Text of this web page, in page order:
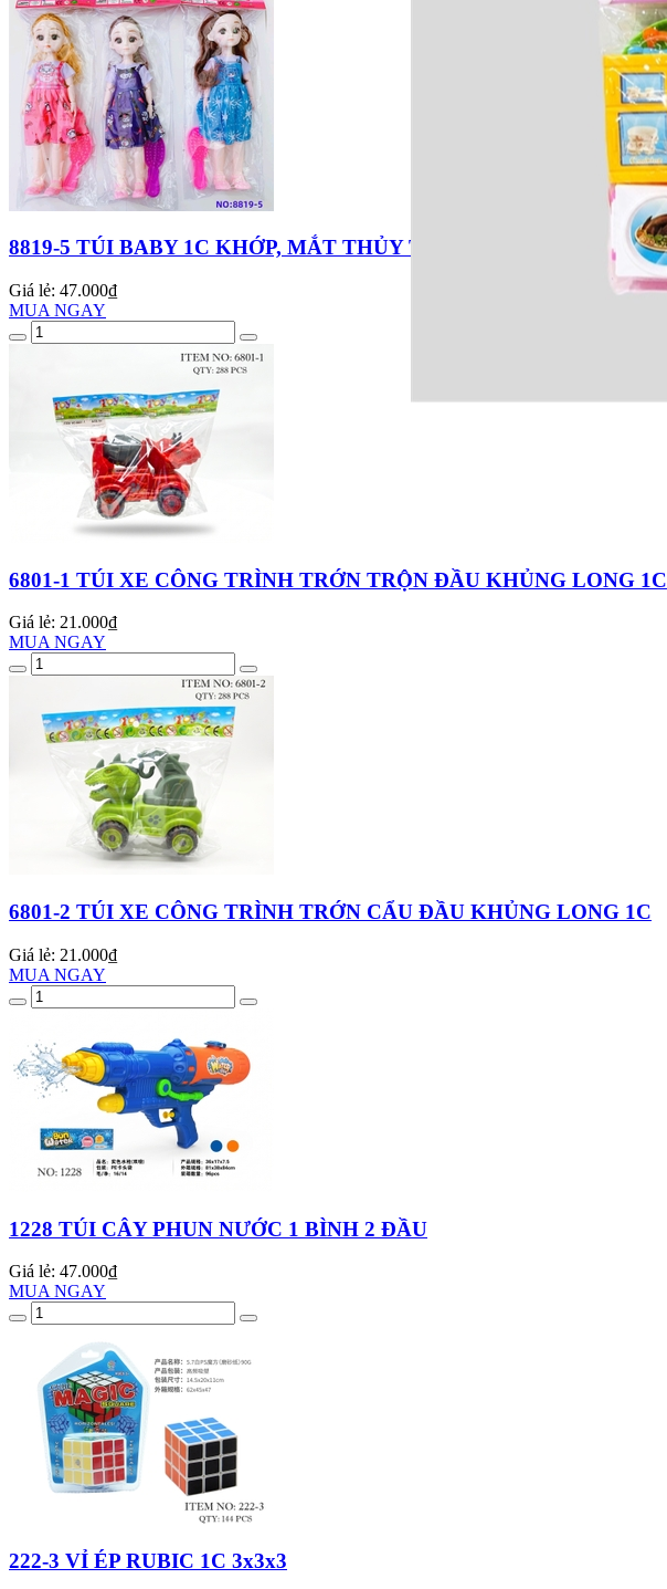
8819-5 TÚI BABY 1C KHỚP, MẮT THỦY TINH + LƯỢC
Giá lẻ: 47.000₫
MUA NGAY
6801-1 TÚI XE CÔNG TRÌNH TRỚN TRỘN ĐẦU KHỦNG LONG 1C
Giá lẻ: 21.000₫
MUA NGAY
6801-2 TÚI XE CÔNG TRÌNH TRỚN CẨU ĐẦU KHỦNG LONG 1C
Giá lẻ: 21.000₫
MUA NGAY
1228 TÚI CÂY PHUN NƯỚC 1 BÌNH 2 ĐẦU
Giá lẻ: 47.000₫
MUA NGAY
222-3 VỈ ÉP RUBIC 1C 3x3x3